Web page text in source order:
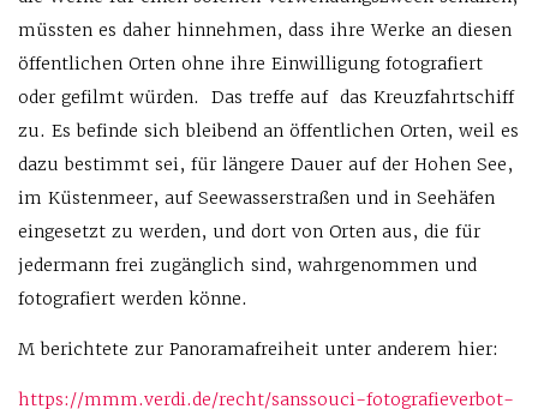
müssten es daher hinnehmen, dass ihre Werke an diesen
öffentlichen Orten ohne ihre Einwilligung fotografiert
oder gefilmt würden. Das treffe auf das Kreuzfahrtschiff
zu. Es befinde sich bleibend an öffentlichen Orten, weil es
dazu bestimmt sei, für längere Dauer auf der Hohen See,
im Küstenmeer, auf Seewasserstraßen und in Seehäfen
eingesetzt zu werden, und dort von Orten aus, die für
jedermann frei zugänglich sind, wahrgenommen und
fotografiert werden könne.
M berichtete zur Panoramafreiheit unter anderem hier:
https://mmm.verdi.de/recht/sanssouci-fotografieverbot-